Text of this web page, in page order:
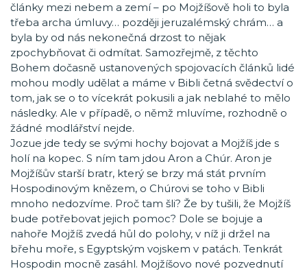
články mezi nebem a zemí – po Mojžíšově holi to byla
třeba archa úmluvy… později jeruzalémský chrám… a
byla by od nás nekonečná drzost to nějak
zpochybňovat či odmítat. Samozřejmě, z těchto
Bohem dočasně ustanovených spojovacích článků lidé
mohou modly udělat a máme v Bibli četná svědectví o
tom, jak se o to vícekrát pokusili a jak neblahé to mělo
následky. Ale v případě, o němž mluvíme, rozhodně o
žádné modlářství nejde.
Jozue jde tedy se svými hochy bojovat a Mojžíš jde s
holí na kopec. S ním tam jdou Aron a Chúr. Aron je
Mojžíšův starší bratr, který se brzy má stát prvním
Hospodinovým knězem, o Chúrovi se toho v Bibli
mnoho nedozvíme. Proč tam šli? Že by tušili, že Mojžíš
bude potřebovat jejich pomoc? Dole se bojuje a
nahoře Mojžíš zvedá hůl do polohy, v níž ji držel na
břehu moře, s Egyptským vojskem v patách. Tenkrát
Hospodin mocně zasáhl. Mojžíšovo nové pozvednutí